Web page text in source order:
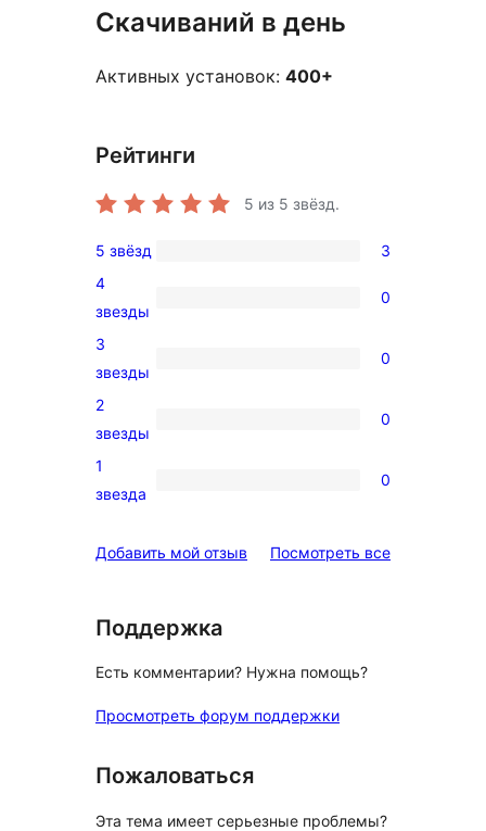
Скачиваний в день
Активных установок: 400+
Рейтинги
5 из 5 звёзд.
3
5-
звездный
отзыв
5 звёзд 3
0
4-
звездный
4
звезды
0
0
3-
звездный
3
звезды
0
0
2-
звездный
2
звезды
0
0
звездный
1
звезда
0
Добавить мой отзыв Посмотреть всеотзывы
Поддержка
Есть комментарии? Нужна помощь?
Просмотреть форум поддержки
Пожаловаться
Эта тема имеет серьезные проблемы?